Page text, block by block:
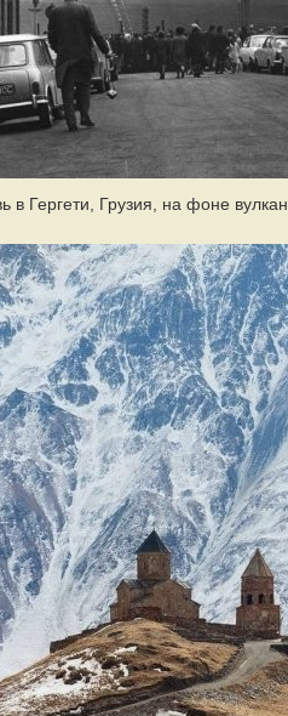
в Гергети, Грузия, на фоне